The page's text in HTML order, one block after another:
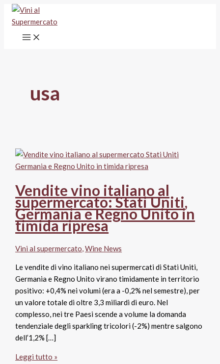
Vai
contenuto
usa
Vendite vino italiano al
supermercato: Stati Uniti,
Germania e Regno Unito in
timida ripresa
Vini al supermercato,Wine News
Le vendite di vino italiano nei supermercati di Stati Uniti,
Germania e Regno Unito virano timidamente in territorio
positivo: +0,4% nei volumi (era a -0,2% nel semestre), per
un valore totale di oltre 3,3 miliardi di euro. Nel
complesso, nei tre Paesi scende a volume la domanda
tendenziale degli sparkling tricolori (-2%) mentre salgono
dell’1,2% […]
Vendite
Leggi tutto »